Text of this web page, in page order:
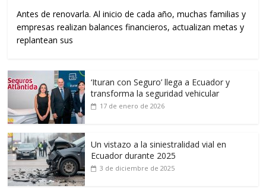
Antes de renovarla. Al inicio de cada año, muchas familias y
empresas realizan balances financieros, actualizan metas y
replantean sus
‘Ituran con Seguro’ llega a Ecuador y
transforma la seguridad vehicular
17 de enero de 2026
Un vistazo a la siniestralidad vial en
Ecuador durante 2025
3 de diciembre de 2025